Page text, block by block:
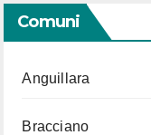
Comuni
Anguillara
Bracciano